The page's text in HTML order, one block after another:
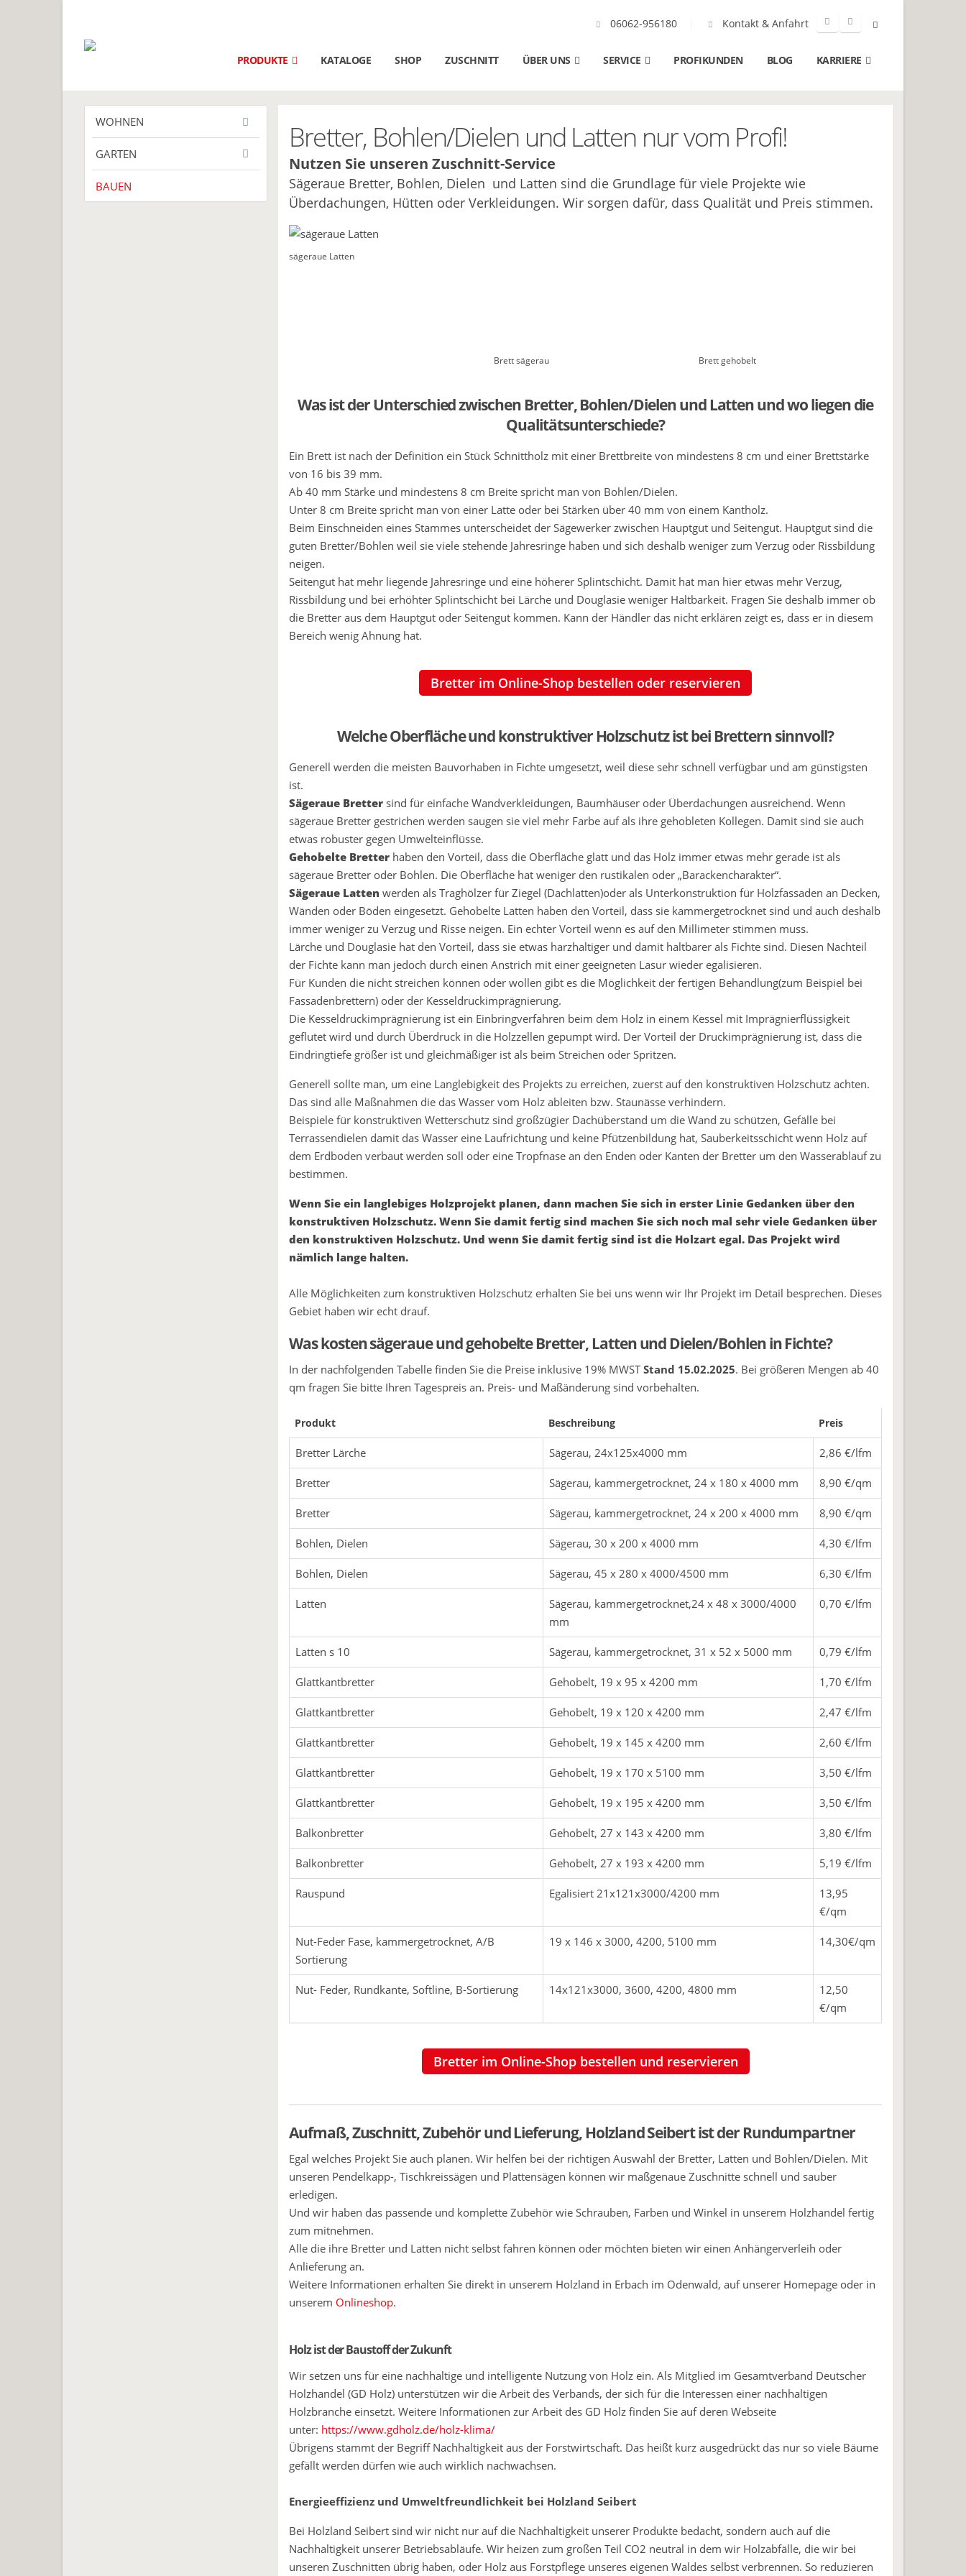
06062-956180 Kontakt & Anfahrt
PRODUKTE KATALOGE SHOP ZUSCHNITT ÜBER UNS SERVICE PROFIKUNDEN BLOG KARRIERE
Bretter, Bohlen/Dielen und Latten nur vom Profi!
Nutzen Sie unseren Zuschnitt-Service
Sägeraue Bretter, Bohlen, Dielen und Latten sind die Grundlage für viele Projekte wie
Überdachungen, Hütten oder Verkleidungen. Wir sorgen dafür, dass Qualität und Preis stimmen.
sägeraue Latten
Brett sägerau Brett gehobelt
Was ist der Unterschied zwischen Bretter, Bohlen/Dielen und Latten und wo liegen die
Qualitätsunterschiede?
Ein Brett ist nach der Definition ein Stück Schnittholz mit einer Brettbreite von mindestens 8 cm und einer Brettstärke
von 16 bis 39 mm.
Ab 40 mm Stärke und mindestens 8 cm Breite spricht man von Bohlen/Dielen.
Unter 8 cm Breite spricht man von einer Latte oder bei Stärken über 40 mm von einem Kantholz.
Beim Einschneiden eines Stammes unterscheidet der Sägewerker zwischen Hauptgut und Seitengut. Hauptgut sind die
guten Bretter/Bohlen weil sie viele stehende Jahresringe haben und sich deshalb weniger zum Verzug oder Rissbildung
neigen.
Seitengut hat mehr liegende Jahresringe und eine höherer Splintschicht. Damit hat man hier etwas mehr Verzug,
Rissbildung und bei erhöhter Splintschicht bei Lärche und Douglasie weniger Haltbarkeit. Fragen Sie deshalb immer ob
die Bretter aus dem Hauptgut oder Seitengut kommen. Kann der Händler das nicht erklären zeigt es, dass er in diesem
Bereich wenig Ahnung hat.
Bretter im Online-Shop bestellen oder reservieren
Welche Oberfläche und konstruktiver Holzschutz ist bei Brettern sinnvoll?
Generell werden die meisten Bauvorhaben in Fichte umgesetzt, weil diese sehr schnell verfügbar und am günstigsten
ist.
Sägeraue Bretter sind für einfache Wandverkleidungen, Baumhäuser oder Überdachungen ausreichend. Wenn
sägeraue Bretter gestrichen werden saugen sie viel mehr Farbe auf als ihre gehobleten Kollegen. Damit sind sie auch
etwas robuster gegen Umwelteinflüsse.
Gehobelte Bretter haben den Vorteil, dass die Oberfläche glatt und das Holz immer etwas mehr gerade ist als
sägeraue Bretter oder Bohlen. Die Oberfläche hat weniger den rustikalen oder „Barackencharakter“.
Sägeraue Latten werden als Traghölzer für Ziegel (Dachlatten)oder als Unterkonstruktion für Holzfassaden an Decken,
Wänden oder Böden eingesetzt. Gehobelte Latten haben den Vorteil, dass sie kammergetrocknet sind und auch deshalb
immer weniger zu Verzug und Risse neigen. Ein echter Vorteil wenn es auf den Millimeter stimmen muss.
Lärche und Douglasie hat den Vorteil, dass sie etwas harzhaltiger und damit haltbarer als Fichte sind. Diesen Nachteil
der Fichte kann man jedoch durch einen Anstrich mit einer geeigneten Lasur wieder egalisieren.
Für Kunden die nicht streichen können oder wollen gibt es die Möglichkeit der fertigen Behandlung(zum Beispiel bei
Fassadenbrettern) oder der Kesseldruckimprägnierung.
Die Kesseldruckimprägnierung ist ein Einbringverfahren beim dem Holz in einem Kessel mit Imprägnierflüssigkeit
geflutet wird und durch Überdruck in die Holzzellen gepumpt wird. Der Vorteil der Druckimprägnierung ist, dass die
Eindringtiefe größer ist und gleichmäßiger ist als beim Streichen oder Spritzen.
Generell sollte man, um eine Langlebigkeit des Projekts zu erreichen, zuerst auf den konstruktiven Holzschutz achten.
Das sind alle Maßnahmen die das Wasser vom Holz ableiten bzw. Staunässe verhindern.
Beispiele für konstruktiven Wetterschutz sind großzügier Dachüberstand um die Wand zu schützen, Gefälle bei
Terrassendielen damit das Wasser eine Laufrichtung und keine Pfützenbildung hat, Sauberkeitsschicht wenn Holz auf
dem Erdboden verbaut werden soll oder eine Tropfnase an den Enden oder Kanten der Bretter um den Wasserablauf zu
bestimmen.
Wenn Sie ein langlebiges Holzprojekt planen, dann machen Sie sich in erster Linie Gedanken über den
konstruktiven Holzschutz. Wenn Sie damit fertig sind machen Sie sich noch mal sehr viele Gedanken über
den konstruktiven Holzschutz. Und wenn Sie damit fertig sind ist die Holzart egal. Das Projekt wird
nämlich lange halten.
Alle Möglichkeiten zum konstruktiven Holzschutz erhalten Sie bei uns wenn wir Ihr Projekt im Detail besprechen. Dieses
Gebiet haben wir echt drauf.
Was kosten sägeraue und gehobelte Bretter, Latten und Dielen/Bohlen in Fichte?
In der nachfolgenden Tabelle finden Sie die Preise inklusive 19% MWSTStand 15.02.2025. Bei größeren Mengen ab 40
qm fragen Sie bitte Ihren Tagespreis an. Preis- und Maßänderung sind vorbehalten.
Produkt Beschreibung Preis
Bretter Lärche Sägerau, 24x125x4000 mm 2,86 €/lfm
Bretter Sägerau, kammergetrocknet, 24 x 180 x 4000 mm 8,90 €/qm
Bretter Sägerau, kammergetrocknet, 24 x 200 x 4000 mm 8,90 €/qm
Bohlen, Dielen Sägerau, 30 x 200 x 4000 mm 4,30 €/lfm
Bohlen, Dielen Sägerau, 45 x 280 x 4000/4500 mm 6,30 €/lfm
Latten
Sägerau, kammergetrocknet,24 x 48 x 3000/4000
mm
0,70 €/lfm
Latten s 10 Sägerau, kammergetrocknet, 31 x 52 x 5000 mm 0,79 €/lfm
Glattkantbretter Gehobelt, 19 x 95 x 4200 mm 1,70 €/lfm
Glattkantbretter Gehobelt, 19 x 120 x 4200 mm 2,47 €/lfm
Glattkantbretter Gehobelt, 19 x 145 x 4200 mm 2,60 €/lfm
Glattkantbretter Gehobelt, 19 x 170 x 5100 mm 3,50 €/lfm
Glattkantbretter Gehobelt, 19 x 195 x 4200 mm 3,50 €/lfm
Balkonbretter Gehobelt, 27 x 143 x 4200 mm 3,80 €/lfm
Balkonbretter Gehobelt, 27 x 193 x 4200 mm 5,19 €/lfm
Rauspund Egalisiert 21x121x3000/4200 mm
13,95
€/qm
Nut-Feder Fase, kammergetrocknet, A/B
Sortierung
19 x 146 x 3000, 4200, 5100 mm 14,30€/qm
Nut- Feder, Rundkante, Softline, B-Sortierung 14x121x3000, 3600, 4200, 4800 mm
12,50
€/qm
Bretter im Online-Shop bestellen und reservieren
Aufmaß, Zuschnitt, Zubehör und Lieferung, Holzland Seibert ist der Rundumpartner
Egal welches Projekt Sie auch planen. Wir helfen bei der richtigen Auswahl der Bretter, Latten und Bohlen/Dielen. Mit
unseren Pendelkapp-, Tischkreissägen und Plattensägen können wir maßgenaue Zuschnitte schnell und sauber
erledigen.
Und wir haben das passende und komplette Zubehör wie Schrauben, Farben und Winkel in unserem Holzhandel fertig
zum mitnehmen.
Alle die ihre Bretter und Latten nicht selbst fahren können oder möchten bieten wir einen Anhängerverleih oder
Anlieferung an.
Weitere Informationen erhalten Sie direkt in unserem Holzland in Erbach im Odenwald, auf unserer Homepage oder in
unserem Onlineshop.
Holz ist der Baustoff der Zukunft
Wir setzen uns für eine nachhaltige und intelligente Nutzung von Holz ein. Als Mitglied im Gesamtverband Deutscher
Holzhandel (GD Holz) unterstützen wir die Arbeit des Verbands, der sich für die Interessen einer nachhaltigen
Holzbranche einsetzt. Weitere Informationen zur Arbeit des GD Holz finden Sie auf deren Webseite
unter: https://www.gdholz.de/holz-klima/
Übrigens stammt der Begriff Nachhaltigkeit aus der Forstwirtschaft. Das heißt kurz ausgedrückt das nur so viele Bäume
gefällt werden dürfen wie auch wirklich nachwachsen.
Energieeffizienz und Umweltfreundlichkeit bei Holzland Seibert
Bei Holzland Seibert sind wir nicht nur auf die Nachhaltigkeit unserer Produkte bedacht, sondern auch auf die
Nachhaltigkeit unserer Betriebsabläufe. Wir heizen zum großen Teil CO2 neutral in dem wir Holzabfälle, die wir bei
unseren Zuschnitten übrig haben, oder Holz aus Forstpflege unseres eigenen Waldes selbst verbrennen. So reduzieren
WOHNEN
GARTEN
BAUEN